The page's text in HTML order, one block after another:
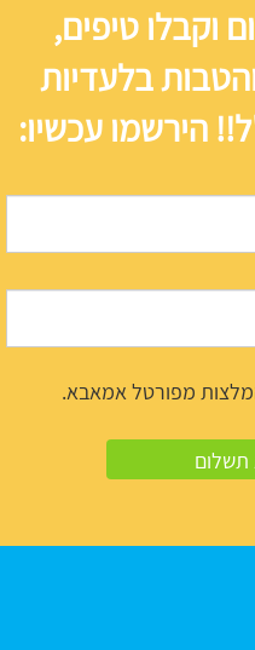
וקבלו טיפים,
בלעדיות
הירשמו עכשיו:
מפורטל אמאבא.